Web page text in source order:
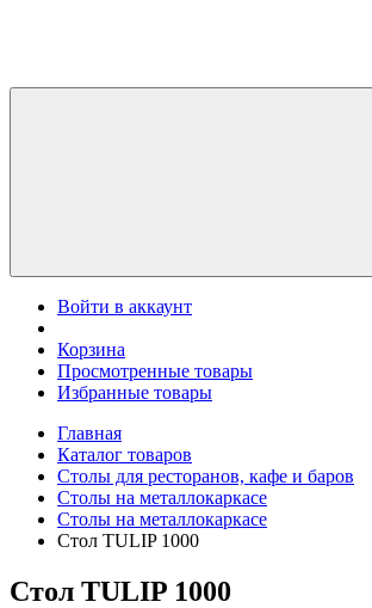
Войти в аккаунт
Корзина
Просмотренные товары
Избранные товары
Главная
Каталог товаров
Столы для ресторанов, кафе и баров
Столы на металлокаркасе
Столы на металлокаркасе
Стол TULIP 1000
Стол TULIP 1000